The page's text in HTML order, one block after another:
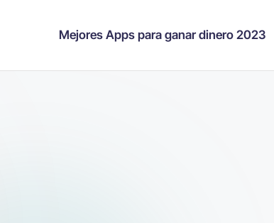
Mejores Apps para ganar dinero 2023